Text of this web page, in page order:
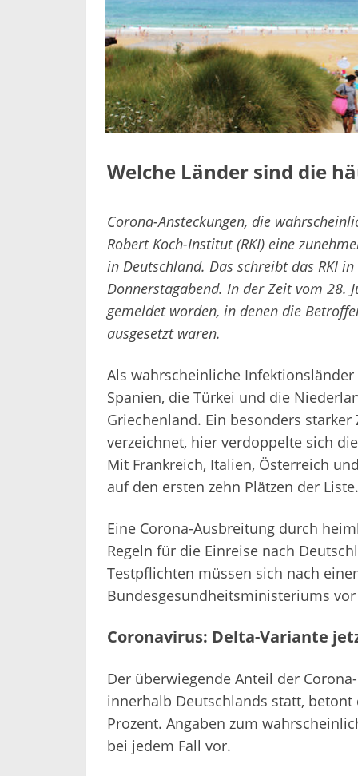
Welche Länder sind die
Corona-Ansteckungen, die
Robert Koch-Institut (RKI) eine
in Deutschland. Das schreibt das RKI
Donnerstagabend. In der Zeit vom 28.
gemeldet worden, in denen die
ausgesetzt waren.
Als wahrscheinliche
Spanien, die Türkei und die
Griechenland. Ein besonders
verzeichnet, hier verdoppelte sich
Mit Frankreich, Italien, Österreich
auf den ersten zehn Plätzen der Liste.
Eine Corona-Ausbreitung durch
Regeln für die Einreise nach
Testpflichten müssen sich nach
Bundesgesundheitsministeriums
Coronavirus: Delta-Variante
Der überwiegende Anteil der
innerhalb Deutschlands statt, betont
Prozent. Angaben zum
bei jedem Fall vor.